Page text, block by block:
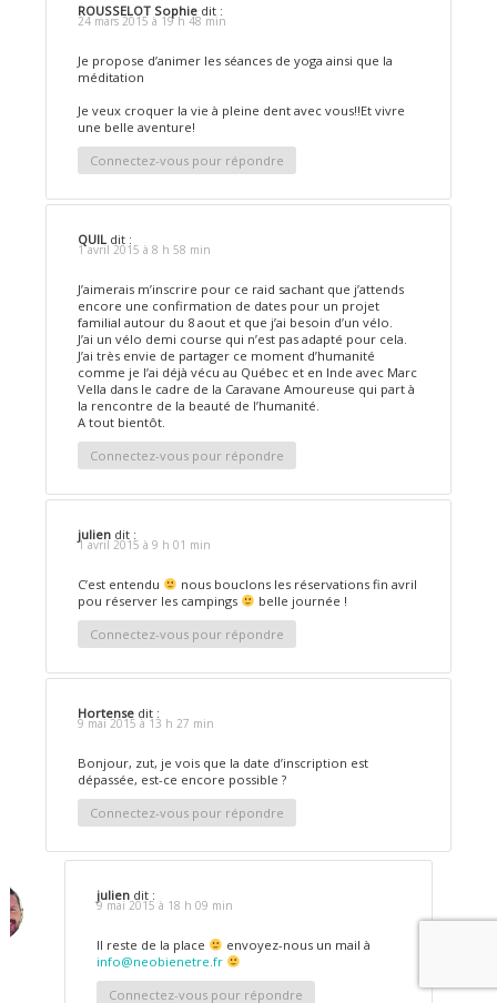
ROUSSELOT Sophie dit :
24 mars 2015 à 19 h 48 min
Je propose d’animer les séances de yoga ainsi que la
méditation
Je veux croquer la vie à pleine dent avec vous!!Et vivre
une belle aventure!
Connectez-vous pour répondre
QUIL dit :
1 avril 2015 à 8 h 58 min
J’aimerais m’inscrire pour ce raid sachant que j’attends
encore une confirmation de dates pour un projet
familial autour du 8 aout et que j’ai besoin d’un vélo.
J’ai un vélo demi course qui n’est pas adapté pour cela.
J’ai très envie de partager ce moment d’humanité
comme je l’ai déjà vécu au Québec et en Inde avec Marc
Vella dans le cadre de la Caravane Amoureuse qui part à
la rencontre de la beauté de l’humanité.
A tout bientôt.
Connectez-vous pour répondre
julien dit :
1 avril 2015 à 9 h 01 min
C’est entendu
nous bouclons les réservations fin avril
pou réserver les campings
belle journée !
Connectez-vous pour répondre
Hortense dit :
9 mai 2015 à 13 h 27 min
Bonjour, zut, je vois que la date d’inscription est
dépassée, est-ce encore possible ?
Connectez-vous pour répondre
julien dit :
9 mai 2015 à 18 h 09 min
Il reste de la place
envoyez-nous un mail à
info@neobienetre.fr
Connectez-vous pour répondre